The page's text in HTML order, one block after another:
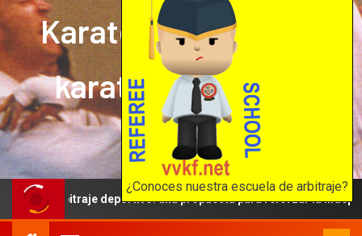
¿Conoces nuestra escuela de arbitraje?
Karate mrprepor: el
karate en internet
El karate en internet
deportivo: una propuesta para reforzar la independencia